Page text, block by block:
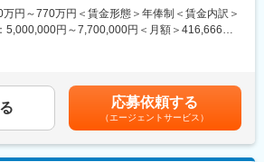
18～24ヶ月以内に完了する見込みです。本ポジ
ション完了後、DePuy Synthes の従業員として
あり、同社の雇用体系・プログラム・ポリシ
り別途通知される予定です。
工骨の国内シェアNo.1企業！
務のサポートをお任せいたします。
万円～770万円＜賃金形態＞年俸制＜賃金内訳＞
5,000,000円～7,700,000円＜月額＞416,666円
期ごとに予算の達成に応じて支給。（0～100万
くまでも目安の金額であり、選考を通じて上下
ます。月給(月額)は固定手当を含めた表記です。
応募依頼する
（エージェントサービス）